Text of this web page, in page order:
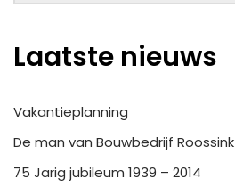
Laatste nieuws
Vakantieplanning
De man van Bouwbedrijf Roossink
75 Jarig jubileum 1939 – 2014